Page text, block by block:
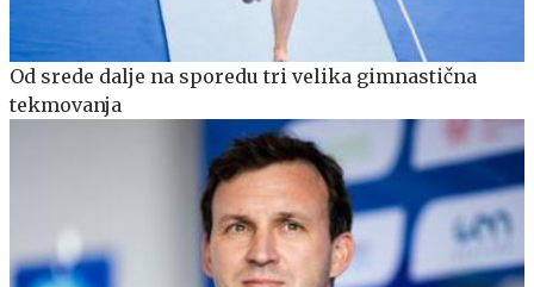
Od srede dalje na sporedu tri velika gimnastična
tekmovanja